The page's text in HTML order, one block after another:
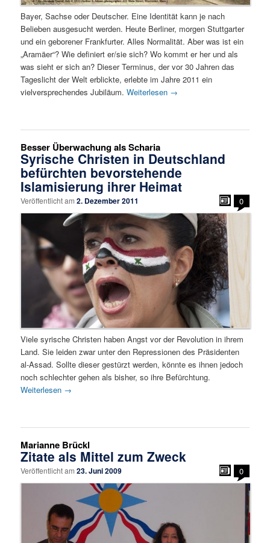
Bayer, Sachse oder Deutscher. Eine Identität kann je nach
Belieben ausgesucht werden. Heute Berliner, morgen Stuttgarter
und ein geborener Frankfurter. Alles Normalität. Aber was ist ein
„Aramäer“? Wie definiert er/sie sich? Wo kommt er her und als
was sieht er sich an? Dieser Terminus, der vor 30 Jahren das
Tageslicht der Welt erblickte, erlebte im Jahre 2011 ein
vielversprechendes Jubiläum.Weiterlesen →
Besser Überwachung als Scharia
Syrische Christen in Deutschland
befürchten bevorstehende
Islamisierung ihrer Heimat
Veröffentlicht am2. Dezember 2011 0
Viele syrische Christen haben Angst vor der Revolution in ihrem
Land. Sie leiden zwar unter den Repressionen des Präsidenten
al-Assad. Sollte dieser gestürzt werden, könnte es ihnen jedoch
noch schlechter gehen als bisher, so ihre Befürchtung.
Weiterlesen →
Marianne Brückl
Zitate als Mittel zum Zweck
Veröffentlicht am23. Juni 2009 0